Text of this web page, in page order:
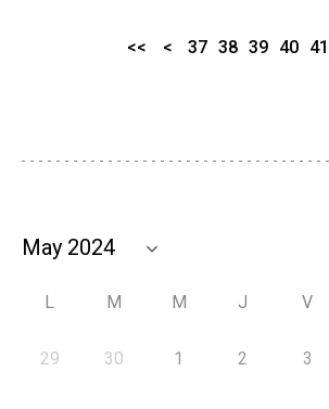
<< < 37 38 39 40 41
L M M J V
29 30 1 2 3